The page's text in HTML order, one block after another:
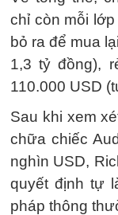
chỉ còn mỗi
bỏ ra để mua
1,3 tỷ đồng),
110.000 USD
Sau khi xem
chữa chiếc
nghìn USD,
quyết định tự
pháp thông